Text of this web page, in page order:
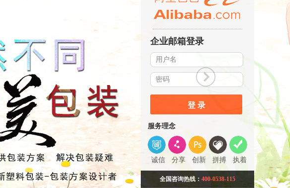
企业邮箱登录
登 录
服务理念
诚信 分享 创新 拼搏 执着
全国咨询热线： 400-0538-115